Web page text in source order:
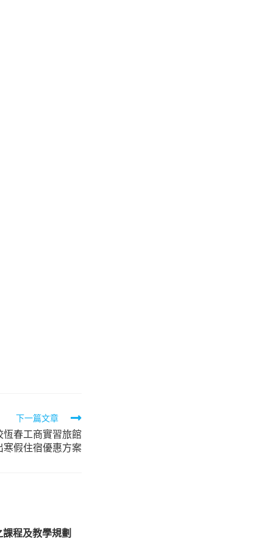
下一篇文章
春工商實習旅館
假住宿優惠方案
程及教學規劃